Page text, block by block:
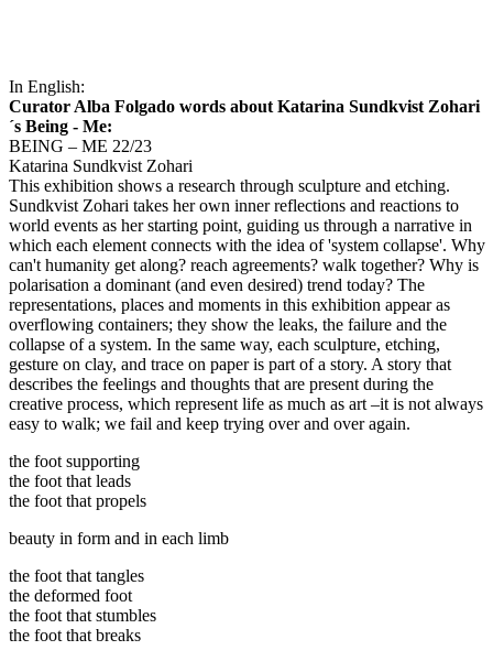
In English:
Curator Alba Folgado words about Katarina Sundkvist Zohari
´s Being - Me:
BEING – ME 22/23
Katarina Sundkvist Zohari
This exhibition shows a research through sculpture and etching.
Sundkvist Zohari takes her own inner reflections and reactions to
world events as her starting point, guiding us through a narrative in
which each element connects with the idea of 'system collapse'. Why
can't humanity get along? reach agreements? walk together? Why is
polarisation a dominant (and even desired) trend today? The
representations, places and moments in this exhibition appear as
overflowing containers; they show the leaks, the failure and the
collapse of a system. In the same way, each sculpture, etching,
gesture on clay, and trace on paper is part of a story. A story that
describes the feelings and thoughts that are present during the
creative process, which represent life as much as art –it is not always
easy to walk; we fail and keep trying over and over again.
the foot supporting
the foot that leads
the foot that propels
beauty in form and in each limb
the foot that tangles
the deformed foot
the foot that stumbles
the foot that breaks